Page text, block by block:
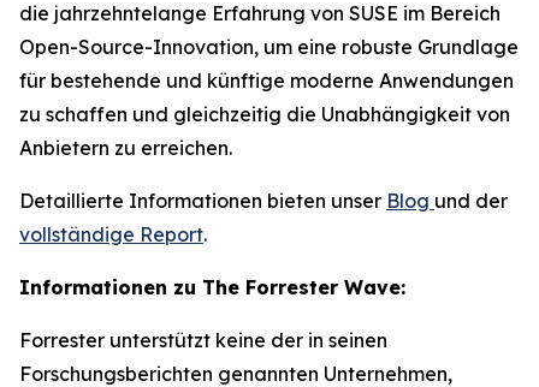
die jahrzehntelange Erfahrung von SUSE im Bereich
Open-Source-Innovation, um eine robuste Grundlage
für bestehende und künftige moderne Anwendungen
zu schaffen und gleichzeitig die Unabhängigkeit von
Anbietern zu erreichen.
Detaillierte Informationen bieten unser Blog und der
vollständige Report.
Informationen zu The Forrester Wave:
Forrester unterstützt keine der in seinen
Forschungsberichten genannten Unternehmen,